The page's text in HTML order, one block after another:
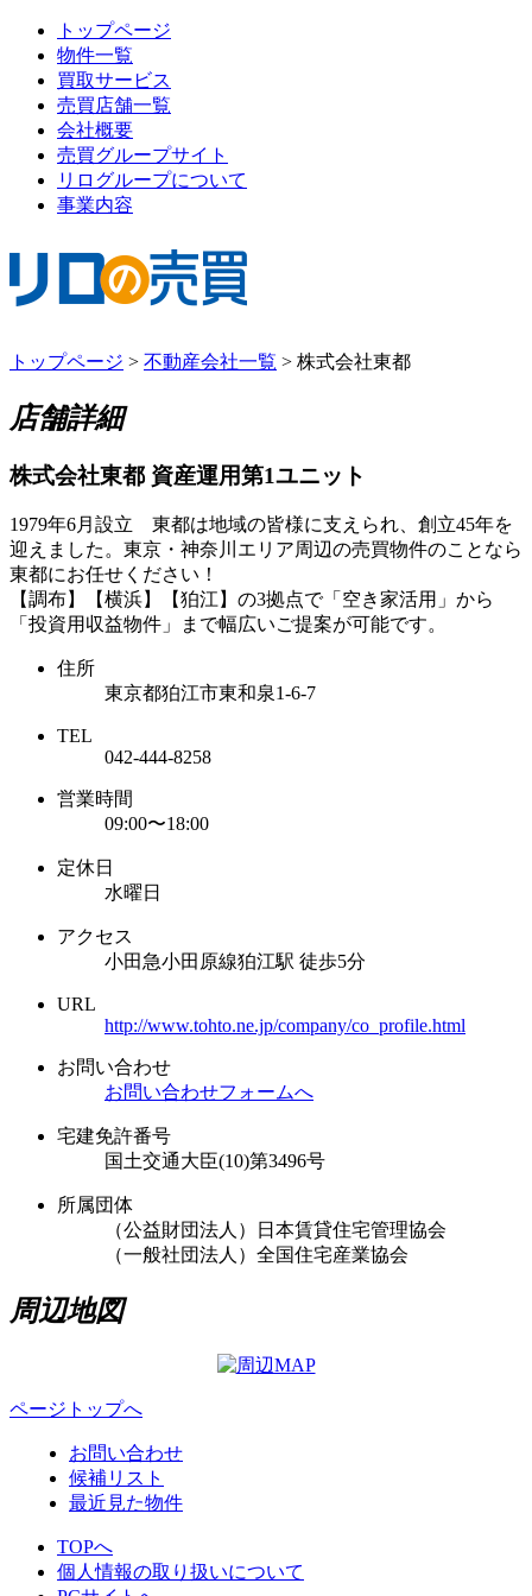
トップページ
物件一覧
買取サービス
売買店舗一覧
会社概要
売買グループサイト
リログループについて
事業内容
トップページ > 不動産会社一覧 > 株式会社東都
店舗詳細
株式会社東都 資産運用第1ユニット
1979年6月設立 東都は地域の皆様に支えられ、創立45年を
迎えました。東京・神奈川エリア周辺の売買物件のことなら
東都にお任せください！
【調布】【横浜】【狛江】の3拠点で「空き家活用」から
「投資用収益物件」まで幅広いご提案が可能です。
住所
東京都狛江市東和泉1-6-7
TEL
042-444-8258
営業時間
09:00〜18:00
定休日
水曜日
アクセス
小田急小田原線狛江駅 徒歩5分
URL
http://www.tohto.ne.jp/company/co_profile.html
お問い合わせ
お問い合わせフォームへ
宅建免許番号
国土交通大臣(10)第3496号
所属団体
（公益財団法人）日本賃貸住宅管理協会
（一般社団法人）全国住宅産業協会
周辺地図
ページトップへ
お問い合わせ
候補リスト
最近見た物件
TOPへ
個人情報の取り扱いについて